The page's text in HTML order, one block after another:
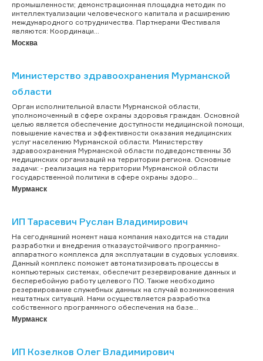
промышленности; демонстрационная площадка методик по
интеллектуализации человеческого капитала и расширению
международного сотрудничества. Партнерами Фестиваля
являются: Координаци...
Москва
Министерство здравоохранения Мурманской
области
Орган исполнительной власти Мурманской области,
уполномоченный в сфере охраны здоровья граждан. Основной
целью является обеспечение доступности медицинской помощи,
повышение качества и эффективности оказания медицинских
услуг населению Мурманской области. Министерству
здравоохранения Мурманской области подведомственны 36
медицинских организаций на территории региона. Основные
задачи: - реализация на территории Мурманской области
государственной политики в сфере охраны здоро...
Мурманск
ИП Тарасевич Руслан Владимирович
На сегодняшний момент наша компания находится на стадии
разработки и внедрения отказаустойчивого программно-
аппаратного комплекса для эксплуатации в судовых условиях.
Данный комплекс поможет автоматизировать процессы в
компьютерных системах, обеспечит резервирование данных и
бесперебойную работу целевого ПО. Также необходимо
резервирование служебных данных на случай возникновения
нештатных ситуаций. Нами осуществляется разработка
собственного программного обеспечения на базе...
Мурманск
ИП Козелков Олег Владимирович